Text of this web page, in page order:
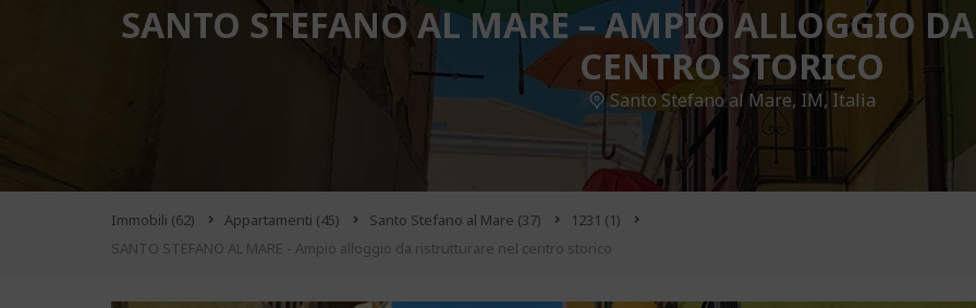
O
N
T
SANTO STEFANO AL MARE – AMPIO ALLOGGIO
CENTRO STORICO
Santo Stefano al Mare, IM, Italia
Immobili (62) Appartamenti (45) Santo Stefano al Mare (37) 1231 (1)
SANTO STEFANO AL MARE - Ampio alloggio da ristrutturare nel centro storico